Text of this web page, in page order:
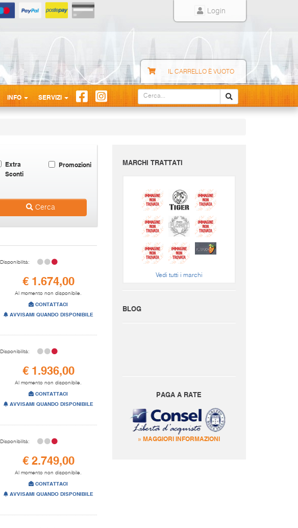
Login
IL CARRELLO È VUOTO
INFO SERVIZI
Extra
Sconti
Promozioni
Cerca
Disponibilità:
€ 1.674,00
Al momento non disponibile.
CONTATTACI
AVVISAMI QUANDO DISPONIBILE
Disponibilità:
€ 1.936,00
Al momento non disponibile.
CONTATTACI
AVVISAMI QUANDO DISPONIBILE
Disponibilità:
€ 2.749,00
Al momento non disponibile.
CONTATTACI
AVVISAMI QUANDO DISPONIBILE
MARCHI TRATTATI
Vedi tutti i marchi
BLOG
PAGA A RATE
» MAGGIORI INFORMAZIONI